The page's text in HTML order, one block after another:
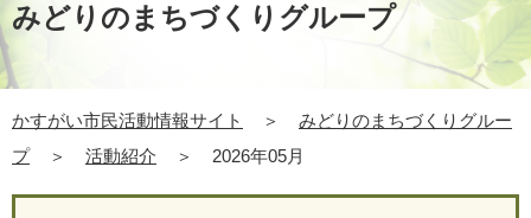
みどりのまちづくりグループ
かすがい市民活動情報サイト ＞
みどりのまちづくりグルー
プ
＞ 活動紹介 ＞ 2026年05月